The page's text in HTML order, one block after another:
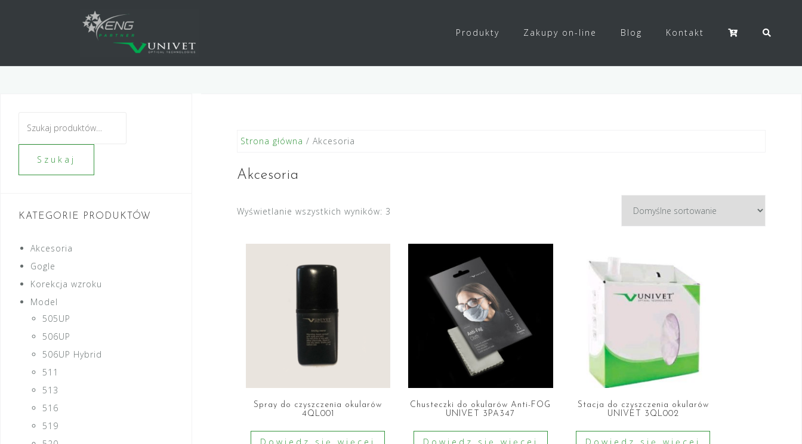
Produkty Zakupy on-line Blog Kontakt
Strona główna / Akcesoria
Akcesoria
Wyświetlanie wszystkich wyników: 3
Spray do czyszczenia okularów
4QL001
Chusteczki do okularów Anti-FOG
UNIVET 3PA347
Stacja do czyszczenia okularów
UNIVET 3QL002
Szukaj
KATEGORIE PRODUKTÓW
Akcesoria
Gogle
Korekcja wzroku
Model
505UP
506UP
506UP Hybrid
511
513
516
519